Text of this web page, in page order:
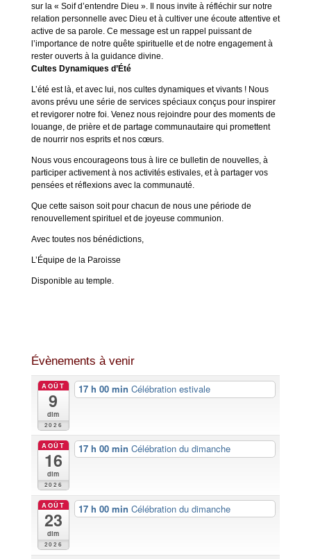
sur la « Soif d’entendre Dieu ». Il nous invite à réfléchir sur notre
relation personnelle avec Dieu et à cultiver une écoute attentive et
active de sa parole. Ce message est un rappel puissant de
l’importance de notre quête spirituelle et de notre engagement à
rester ouverts à la guidance divine.
Cultes Dynamiques d’Été
L’été est là, et avec lui, nos cultes dynamiques et vivants ! Nous
avons prévu une série de services spéciaux conçus pour inspirer
et revigorer notre foi. Venez nous rejoindre pour des moments de
louange, de prière et de partage communautaire qui promettent
de nourrir nos esprits et nos cœurs.
Nous vous encourageons tous à lire ce bulletin de nouvelles, à
participer activement à nos activités estivales, et à partager vos
pensées et réflexions avec la communauté.
Que cette saison soit pour chacun de nous une période de
renouvellement spirituel et de joyeuse communion.
Avec toutes nos bénédictions,
L’Équipe de la Paroisse
Disponible au temple.
Évènements à venir
AOÛT
9
dim
2026
17 h 00 minCélébration estivale
AOÛT
16
dim
2026
17 h 00 minCélébration du dimanche
AOÛT
23
dim
2026
17 h 00 minCélébration du dimanche